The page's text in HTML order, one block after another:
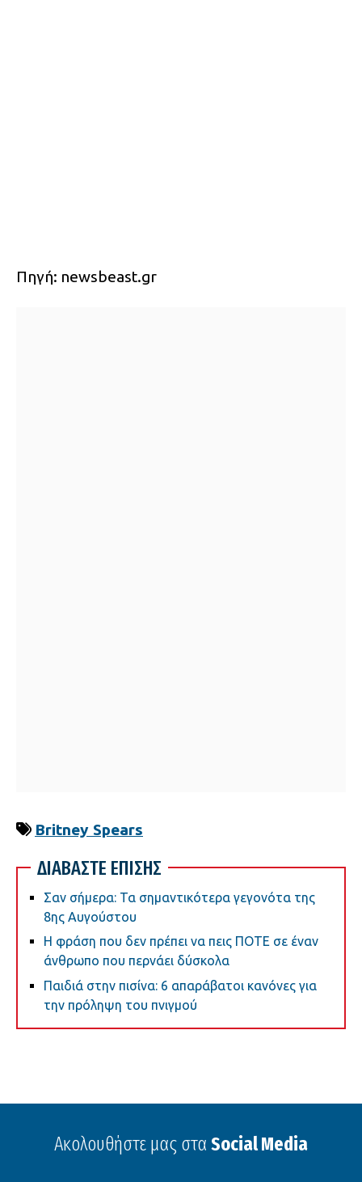
Πηγή: newsbeast.gr
Britney Spears
ΔΙΑΒΑΣΤΕ ΕΠΙΣΗΣ
Σαν σήμερα: Τα σημαντικότερα γεγονότα της
8ης Αυγούστου
Η φράση που δεν πρέπει να πεις ΠΟΤΕ σε έναν
άνθρωπο που περνάει δύσκολα
Παιδιά στην πισίνα: 6 απαράβατοι κανόνες για
την πρόληψη του πνιγμού
Ακολουθήστε μας στα Social Media